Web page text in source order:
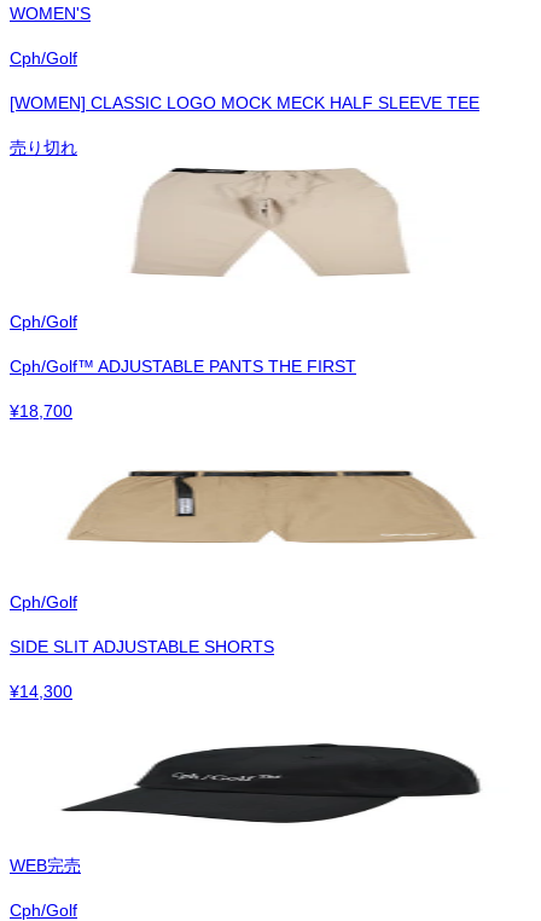
WOMEN'S
Cph/Golf
[WOMEN] CLASSIC LOGO MOCK MECK HALF SLEEVE TEE
売り切れ
Cph/Golf
Cph/Golf™︎ ADJUSTABLE PANTS THE FIRST
¥18,700
Cph/Golf
SIDE SLIT ADJUSTABLE SHORTS
¥14,300
WEB完売
Cph/Golf